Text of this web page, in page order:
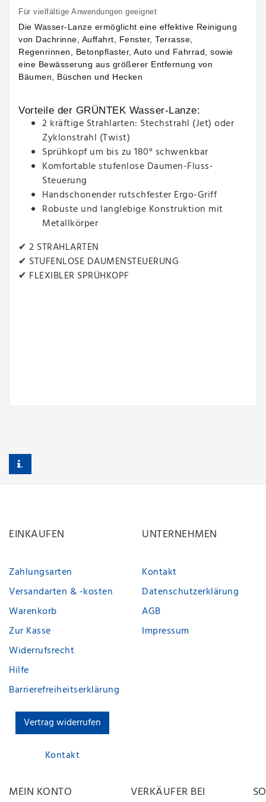
Für vielfältige Anwendungen geeignet
Die Wasser-Lanze ermöglicht eine effektive Reinigung
von Dachrinne, Auffahrt, Fenster, Terrasse,
Regenrinnen, Betonpflaster, Auto und Fahrrad, sowie
eine Bewässerung aus größerer Entfernung von
Bäumen, Büschen und Hecken
Vorteile der GRÜNTEK Wasser-Lanze:
2 kräftige Strahlarten: Stechstrahl (Jet) oder
Zyklonstrahl (Twist)
Sprühkopf um bis zu 180° schwenkbar
Komfortable stufenlose Daumen-Fluss-
Steuerung
Handschonender rutschfester Ergo-Griff
Robuste und langlebige Konstruktion mit
Metallkörper
✔ 2 STRAHLARTEN
✔ STUFENLOSE DAUMENSTEUERUNG
✔ FLEXIBLER SPRÜHKOPF
EINKAUFEN
Zahlungsarten
Versandarten & -kosten
Warenkorb
Zur Kasse
Widerrufsrecht
Hilfe
Barrierefreiheitserklärung
Vertrag widerrufen
Kontakt
UNTERNEHMEN
Kontakt
Datenschutzerklärung
AGB
Impressum
MEIN KONTO VERKÄUFER BEI